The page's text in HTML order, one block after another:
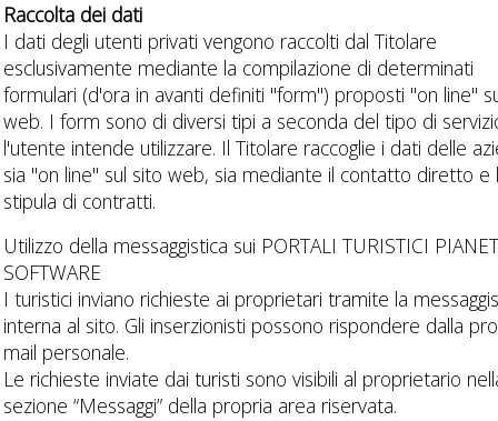
Raccolta dei dati
I dati degli utenti privati vengono raccolti dal Titolare
esclusivamente mediante la compilazione di determinati
formulari (d'ora in avanti definiti "form") proposti "on line"
web. I form sono di diversi tipi a seconda del tipo di
l'utente intende utilizzare. Il Titolare raccoglie i dati delle
sia "on line" sul sito web, sia mediante il contatto diretto e
stipula di contratti.
Utilizzo della messaggistica sui PORTALI TURISTICI
SOFTWARE
I turistici inviano richieste ai proprietari tramite la
interna al sito. Gli inserzionisti possono rispondere dalla
mail personale.
Le richieste inviate dai turisti sono visibili al proprietario
sezione “Messaggi” della propria area riservata.